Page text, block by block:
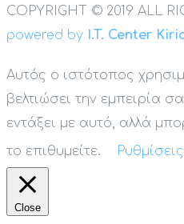
COPYRIGHT © 2019 ALL
powered by
I.T. Center
Αυτός ο ιστότοπος
βελτιώσει την εμπειρία
εντάξει με αυτό, αλλά
το επιθυμείτε.
Close